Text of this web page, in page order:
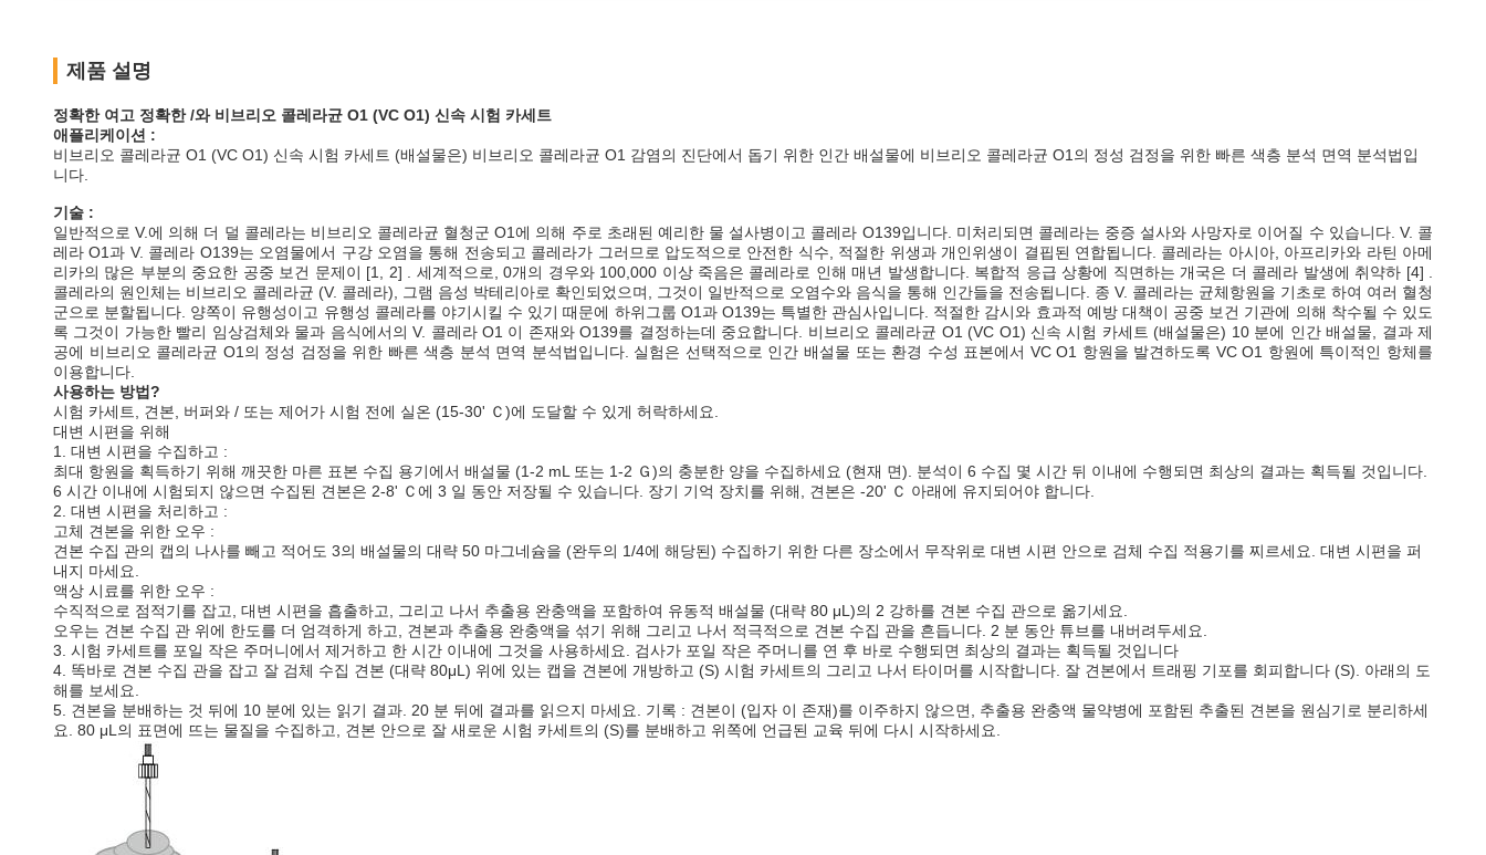
제품 설명
정확한 여고 정확한 /와 비브리오 콜레라균 O1 (VC O1) 신속 시험 카세트
애플리케이션 :
비브리오 콜레라균 O1 (VC O1) 신속 시험 카세트 (배설물은) 비브리오 콜레라균 O1 감염의 진단에서 돕기 위한 인간 배설물에 비브리오 콜레라균 O1의 정성 검정을 위한 빠른 색층 분석 면역 분석법입
니다.
기술 :
일반적으로 V.에 의해 더 덜 콜레라는 비브리오 콜레라균 혈청군 O1에 의해 주로 초래된 예리한 물 설사병이고 콜레라 O139입니다. 미처리되면 콜레라는 중증 설사와 사망자로 이어질 수 있습니다. V. 콜
레라 O1과 V. 콜레라 O139는 오염물에서 구강 오염을 통해 전송되고 콜레라가 그러므로 압도적으로 안전한 식수, 적절한 위생과 개인위생이 결핍된 연합됩니다. 콜레라는 아시아, 아프리카와 라틴 아메
리카의 많은 부분의 중요한 공중 보건 문제이 [1, 2] . 세계적으로, 0개의 경우와 100,000 이상 죽음은 콜레라로 인해 매년 발생합니다. 복합적 응급 상황에 직면하는 개국은 더 콜레라 발생에 취약하 [4] .
콜레라의 원인체는 비브리오 콜레라균 (V. 콜레라), 그램 음성 박테리아로 확인되었으며, 그것이 일반적으로 오염수와 음식을 통해 인간들을 전송됩니다. 종 V. 콜레라는 균체항원을 기초로 하여 여러 혈청
군으로 분할됩니다. 양쪽이 유행성이고 유행성 콜레라를 야기시킬 수 있기 때문에 하위그룹 O1과 O139는 특별한 관심사입니다. 적절한 감시와 효과적 예방 대책이 공중 보건 기관에 의해 착수될 수 있도
록 그것이 가능한 빨리 임상검체와 물과 음식에서의 V. 콜레라 O1 이 존재와 O139를 결정하는데 중요합니다. 비브리오 콜레라균 O1 (VC O1) 신속 시험 카세트 (배설물은) 10 분에 인간 배설물, 결과 제
공에 비브리오 콜레라균 O1의 정성 검정을 위한 빠른 색층 분석 면역 분석법입니다. 실험은 선택적으로 인간 배설물 또는 환경 수성 표본에서 VC O1 항원을 발견하도록 VC O1 항원에 특이적인 항체를
이용합니다.
사용하는 방법?
시험 카세트, 견본, 버퍼와 / 또는 제어가 시험 전에 실온 (15-30' Ｃ)에 도달할 수 있게 허락하세요.
대변 시편을 위해
1. 대변 시편을 수집하고 :
최대 항원을 획득하기 위해 깨끗한 마른 표본 수집 용기에서 배설물 (1-2 mL 또는 1-2 Ｇ)의 충분한 양을 수집하세요 (현재 면). 분석이 6 수집 몇 시간 뒤 이내에 수행되면 최상의 결과는 획득될 것입니다.
6 시간 이내에 시험되지 않으면 수집된 견본은 2-8' Ｃ에 3 일 동안 저장될 수 있습니다. 장기 기억 장치를 위해, 견본은 -20' Ｃ 아래에 유지되어야 합니다.
2. 대변 시편을 처리하고 :
고체 견본을 위한 오우 :
견본 수집 관의 캡의 나사를 빼고 적어도 3의 배설물의 대략 50 마그네슘을 (완두의 1/4에 해당된) 수집하기 위한 다른 장소에서 무작위로 대변 시편 안으로 검체 수집 적용기를 찌르세요. 대변 시편을 퍼
내지 마세요.
액상 시료를 위한 오우 :
수직적으로 점적기를 잡고, 대변 시편을 흡출하고, 그리고 나서 추출용 완충액을 포함하여 유동적 배설물 (대략 80 μL)의 2 강하를 견본 수집 관으로 옮기세요.
오우는 견본 수집 관 위에 한도를 더 엄격하게 하고, 견본과 추출용 완충액을 섞기 위해 그리고 나서 적극적으로 견본 수집 관을 흔듭니다. 2 분 동안 튜브를 내버려두세요.
3. 시험 카세트를 포일 작은 주머니에서 제거하고 한 시간 이내에 그것을 사용하세요. 검사가 포일 작은 주머니를 연 후 바로 수행되면 최상의 결과는 획득될 것입니다
4. 똑바로 견본 수집 관을 잡고 잘 검체 수집 견본 (대략 80μL) 위에 있는 캡을 견본에 개방하고 (S) 시험 카세트의 그리고 나서 타이머를 시작합니다. 잘 견본에서 트래핑 기포를 회피합니다 (S). 아래의 도
해를 보세요.
5. 견본을 분배하는 것 뒤에 10 분에 있는 읽기 결과. 20 분 뒤에 결과를 읽으지 마세요. 기록 : 견본이 (입자 이 존재)를 이주하지 않으면, 추출용 완충액 물약병에 포함된 추출된 견본을 원심기로 분리하세
요. 80 μL의 표면에 뜨는 물질을 수집하고, 견본 안으로 잘 새로운 시험 카세트의 (S)를 분배하고 위쪽에 언급된 교육 뒤에 다시 시작하세요.